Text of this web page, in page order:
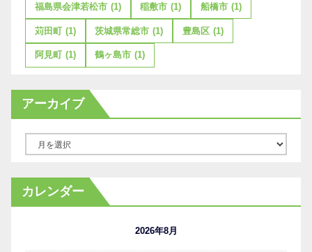
福島県会津若松市 (1) 稲敷市 (1) 船橋市 (1)
苅田町 (1) 茨城県常総市 (1) 豊島区 (1)
阿見町 (1) 鶴ヶ島市 (1)
アーカイブ
カ
イ
カレンダー
2026年8月